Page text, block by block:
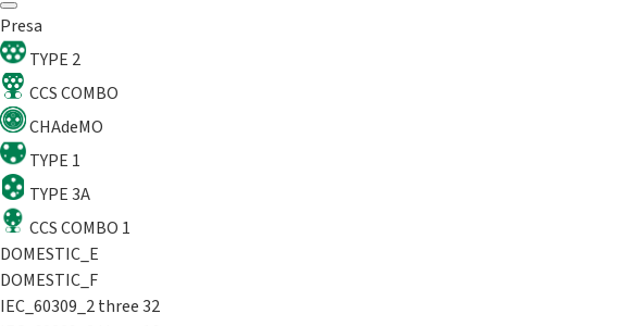
Presa
TYPE 2
CCS COMBO
CHAdeMO
TYPE 1
TYPE 3A
CCS COMBO 1
DOMESTIC_E
DOMESTIC_F
IEC_60309_2 three 32